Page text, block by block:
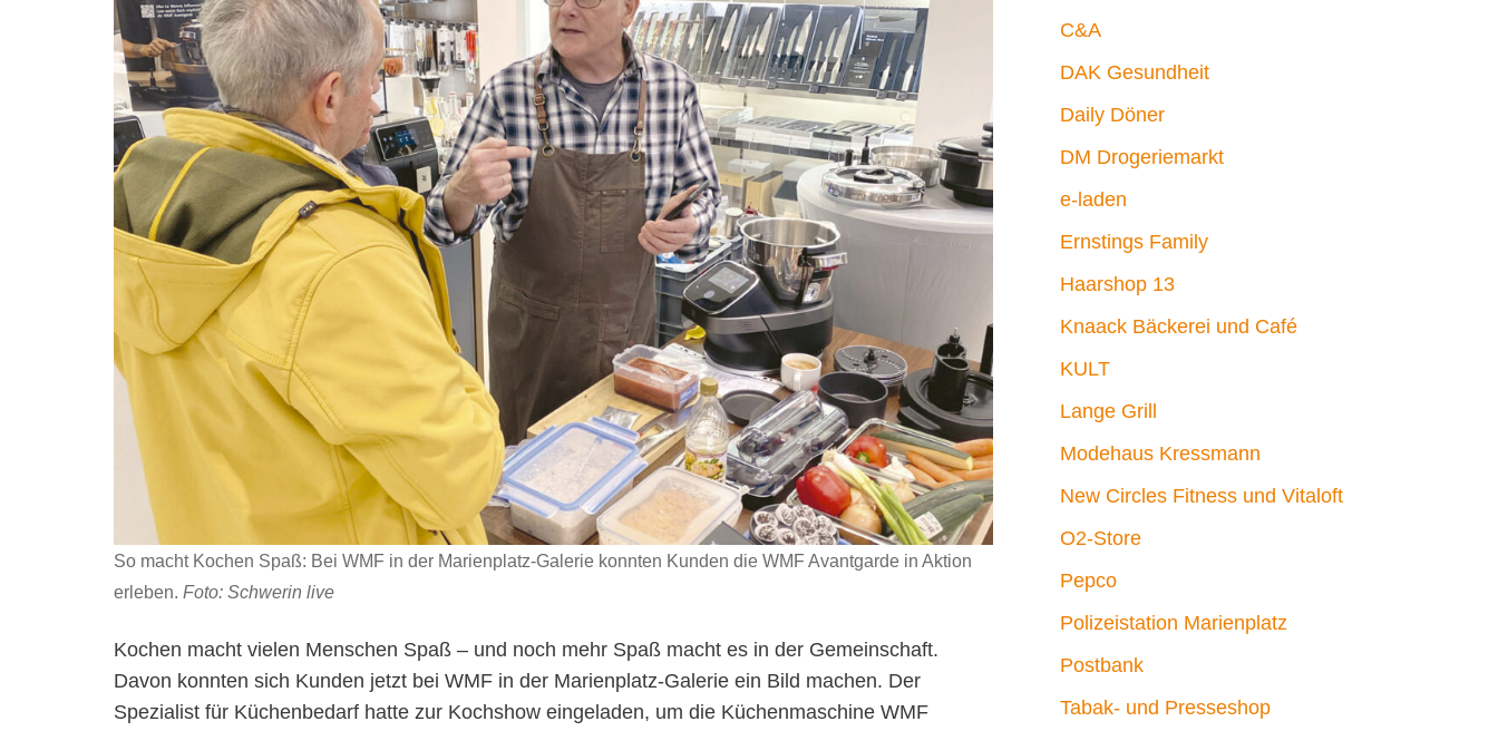
So macht Kochen Spaß: Bei WMF in der Marienplatz-Galerie konnten Kunden die WMF Avantgarde in Aktion
erleben. Foto: Schwerin live
Kochen macht vielen Menschen Spaß – und noch mehr Spaß macht es in der Gemeinschaft.
Davon konnten sich Kunden jetzt bei WMF in der Marienplatz-Galerie ein Bild machen. Der
Spezialist für Küchenbedarf hatte zur Kochshow eingeladen, um die Küchenmaschine WMF
C&A
DAK Gesundheit
Daily Döner
DM Drogeriemarkt
e-laden
Ernstings Family
Haarshop 13
Knaack Bäckerei und Café
KULT
Lange Grill
Modehaus Kressmann
New Circles Fitness und Vitaloft
O2-Store
Pepco
Polizeistation Marienplatz
Postbank
Tabak- und Presseshop